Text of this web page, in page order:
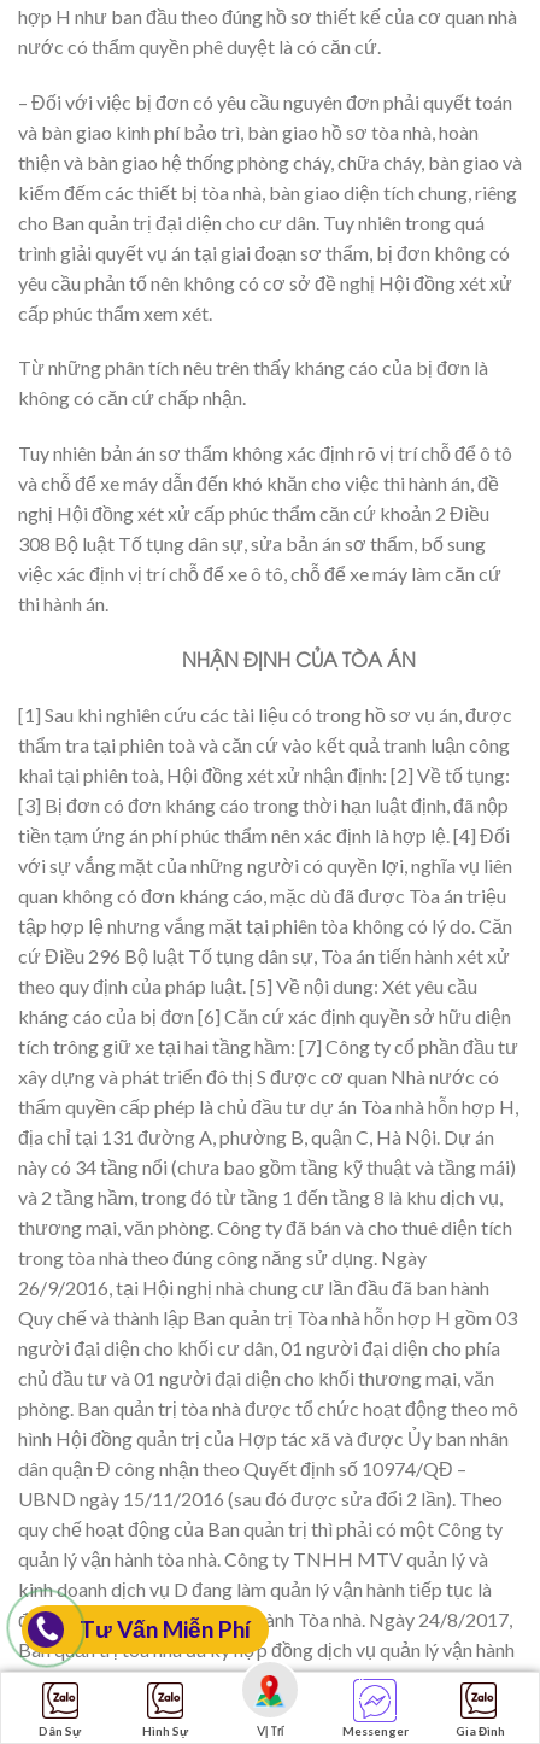
hợp H như ban đầu theo đúng hồ sơ thiết kế của cơ quan nhà
nước có thẩm quyền phê duyệt là có căn cứ.
– Đối với việc bị đơn có yêu cầu nguyên đơn phải quyết toán
và bàn giao kinh phí bảo trì, bàn giao hồ sơ tòa nhà, hoàn
thiện và bàn giao hệ thống phòng cháy, chữa cháy, bàn giao và
kiểm đếm các thiết bị tòa nhà, bàn giao diện tích chung, riêng
cho Ban quản trị đại diện cho cư dân. Tuy nhiên trong quá
trình giải quyết vụ án tại giai đoạn sơ thẩm, bị đơn không có
yêu cầu phản tố nên không có cơ sở đề nghị Hội đồng xét xử
cấp phúc thẩm xem xét.
Từ những phân tích nêu trên thấy kháng cáo của bị đơn là
không có căn cứ chấp nhận.
Tuy nhiên bản án sơ thẩm không xác định rõ vị trí chỗ để ô tô
và chỗ để xe máy dẫn đến khó khăn cho việc thi hành án, đề
nghị Hội đồng xét xử cấp phúc thẩm căn cứ khoản 2 Điều
308 Bộ luật Tố tụng dân sự, sửa bản án sơ thẩm, bổ sung
việc xác định vị trí chỗ để xe ô tô, chỗ để xe máy làm căn cứ
thi hành án.
NHẬN ĐỊNH CỦA TÒA ÁN
[1] Sau khi nghiên cứu các tài liệu có trong hồ sơ vụ án, được
thẩm tra tại phiên toà và căn cứ vào kết quả tranh luận công
khai tại phiên toà, Hội đồng xét xử nhận định: [2] Về tố tụng:
[3] Bị đơn có đơn kháng cáo trong thời hạn luật định, đã nộp
tiền tạm ứng án phí phúc thẩm nên xác định là hợp lệ. [4] Đối
với sự vắng mặt của những người có quyền lợi, nghĩa vụ liên
quan không có đơn kháng cáo, mặc dù đã được Tòa án triệu
tập hợp lệ nhưng vắng mặt tại phiên tòa không có lý do. Căn
cứ Điều 296 Bộ luật Tố tụng dân sự, Tòa án tiến hành xét xử
theo quy định của pháp luật. [5] Về nội dung: Xét yêu cầu
kháng cáo của bị đơn [6] Căn cứ xác định quyền sở hữu diện
tích trông giữ xe tại hai tầng hầm: [7] Công ty cổ phần đầu tư
xây dựng và phát triển đô thị S được cơ quan Nhà nước có
thẩm quyền cấp phép là chủ đầu tư dự án Tòa nhà hỗn hợp H,
địa chỉ tại 131 đường A, phường B, quận C, Hà Nội. Dự án
này có 34 tầng nổi (chưa bao gồm tầng kỹ thuật và tầng mái)
và 2 tầng hầm, trong đó từ tầng 1 đến tầng 8 là khu dịch vụ,
thương mại, văn phòng. Công ty đã bán và cho thuê diện tích
trong tòa nhà theo đúng công năng sử dụng. Ngày
26/9/2016, tại Hội nghị nhà chung cư lần đầu đã ban hành
Quy chế và thành lập Ban quản trị Tòa nhà hỗn hợp H gồm 03
người đại diện cho khối cư dân, 01 người đại diện cho phía
chủ đầu tư và 01 người đại diện cho khối thương mại, văn
phòng. Ban quản trị tòa nhà được tổ chức hoạt động theo mô
hình Hội đồng quản trị của Hợp tác xã và được Ủy ban nhân
dân quận Đ công nhận theo Quyết định số 10974/QĐ –
UBND ngày 15/11/2016 (sau đó được sửa đổi 2 lần). Theo
quy chế hoạt động của Ban quản trị thì phải có một Công ty
quản lý vận hành tòa nhà. Công ty TNHH MTV quản lý và
kinh doanh dịch vụ D đang làm quản lý vận hành tiếp tục là
đơn vị thực hiện quản lý, vận hành Tòa nhà. Ngày 24/8/2017,
Ban quản trị tòa nhà đã ký hợp đồng dịch vụ quản lý vận hành
nhà chung cư số 01/2017/HĐDV với đơn vị cung cấp dịch vụ
quản lý vận hành nhà chung cư mới là Công ty cổ phần G.
Tư Vấn Miễn Phí
Dân Sự Hình Sự Vị Trí Messenger Gia Đình